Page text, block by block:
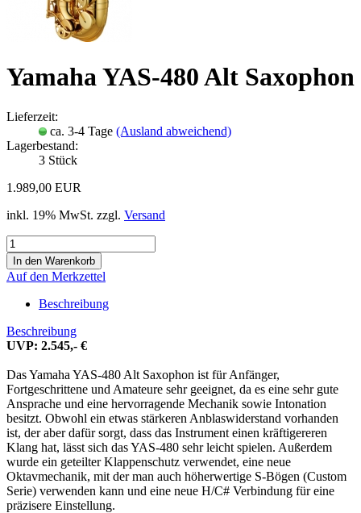
Yamaha YAS-480 Alt Saxophon
Lieferzeit:
ca. 3-4 Tage (Ausland abweichend)
Lagerbestand:
3 Stück
1.989,00 EUR
inkl. 19% MwSt. zzgl. Versand
Auf den Merkzettel
Beschreibung
Beschreibung
UVP: 2.545,- €
Das Yamaha YAS-480 Alt Saxophon ist für Anfänger,
Fortgeschrittene und Amateure sehr geeignet, da es eine sehr gute
Ansprache und eine hervorragende Mechanik sowie Intonation
besitzt. Obwohl ein etwas stärkeren Anblaswiderstand vorhanden
ist, der aber dafür sorgt, dass das Instrument einen kräftigereren
Klang hat, lässt sich das YAS-480 sehr leicht spielen. Außerdem
wurde ein geteilter Klappenschutz verwendet, eine neue
Oktavmechanik, mit der man auch höherwertige S-Bögen (Custom
Serie) verwenden kann und eine neue H/C# Verbindung für eine
präzisere Einstellung.